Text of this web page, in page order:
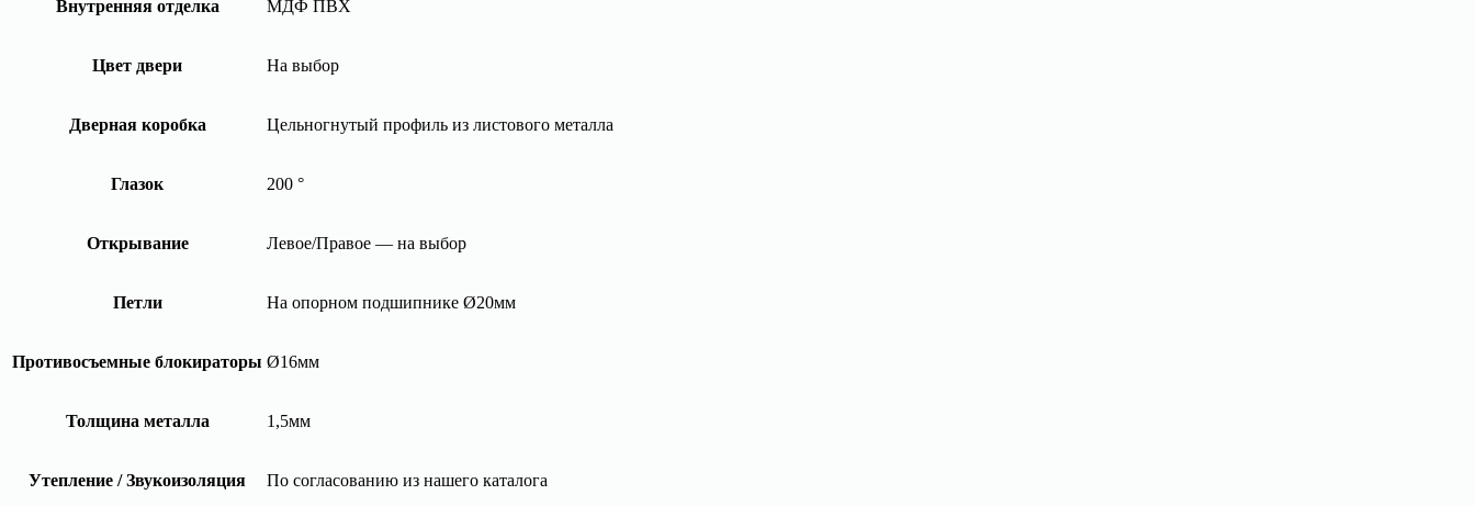
Внутренняя отделка МДФ ПВХ
Цвет двери На выбор
Дверная коробка Цельногнутый профиль из листового металла
Глазок 200 °
Открывание Левое/Правое — на выбор
Петли На опорном подшипнике Ø20мм
Противосъемные блокираторы Ø16мм
Толщина металла 1,5мм
Утепление / Звукоизоляция По согласованию из нашего каталога